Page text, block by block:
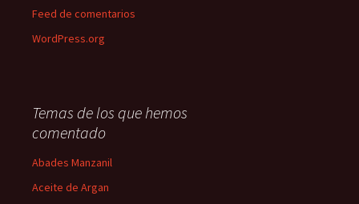
Feed de comentarios
WordPress.org
Temas de los que hemos
comentado
Abades Manzanil
Aceite de Argan